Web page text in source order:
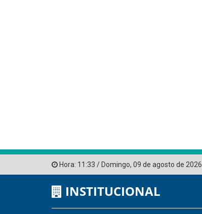
Hora: 11:33 / Domingo, 09 de agosto de 2026
INSTITUCIONAL